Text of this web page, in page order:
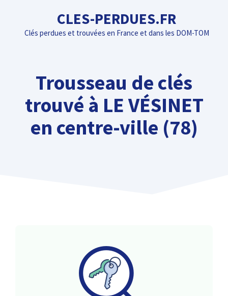
contenu
CLES-PERDUES.FR
Clés perdues et trouvées en France et dans les DOM-TOM
Trousseau de clés
trouvé à LE VÉSINET
en centre-ville (78)